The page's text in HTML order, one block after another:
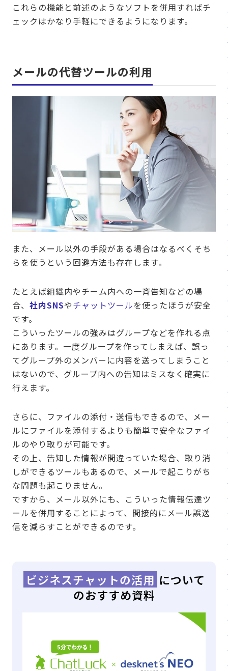
これらの機能と前述のようなソフトを併用すればチ
ェックはかなり手軽にできるようになります。
メールの代替ツールの利用
また、メール以外の手段がある場合はなるべくそち
らを使うという回避方法も存在します。
たとえば組織内やチーム内への一斉告知などの場
合、 社内SNSやチャットツールを使ったほうが安全
です。
こういったツールの強みはグループなどを作れる点
にあります。一度グループを作ってしまえば、誤っ
てグループ外のメンバーに内容を送ってしまうこと
はないので、グループ内への告知はミスなく確実に
行えます。
さらに、ファイルの添付・送信もできるので、メー
ルにファイルを添付するよりも簡単で安全なファイ
ルのやり取りが可能です。
その上、告知した情報が間違っていた場合、取り消
しができるツールもあるので、メールで起こりがち
な問題も起こりません。
ですから、メール以外にも、こういった情報伝達ツ
ールを併用することによって、間接的にメール誤送
信を減らすことができるのです。
ビジネスチャットの活用 について
のおすすめ資料